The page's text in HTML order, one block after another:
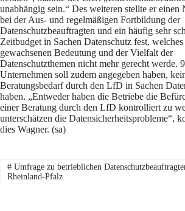
unabhängig sein.“ Des weiteren stellte er einen
bei der Aus- und regelmäßigen Fortbildung der
Datenschutzbeauftragten und ein häufig sehr
Zeitbudget in Sachen Datenschutz fest, welches
gewachsenen Bedeutung und der Vielfalt der
Datenschutzthemen nicht mehr gerecht werde.
Unternehmen soll zudem angegeben haben,
Beratungsbedarf durch den LfD in Sachen
haben. „Entweder haben die Betriebe die
einer Beratung durch den LfD kontrolliert zu
unterschätzen die Datensicherheitsprobleme“,
dies Wagner. (sa)
#Umfrage zu betrieblichen
Rheinland-Pfalz